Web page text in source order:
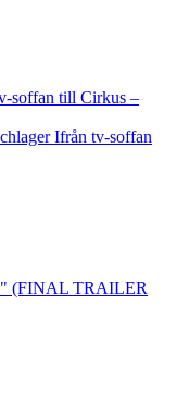
soffan till Cirkus –
Ifrån tv-soffan
(FINAL TRAILER